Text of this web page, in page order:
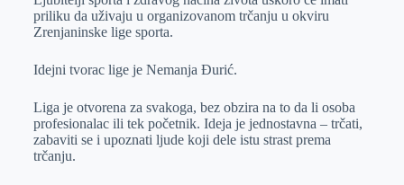
r
n
A
p
p
i
l
priliku da uživaju u organizovanom trčanju u okviru
Zrenjaninske lige sporta.
Idejni tvorac lige je Nemanja Đurić.
Liga je otvorena za svakoga, bez obzira na to da li osoba
profesionalac ili tek početnik. Ideja je jednostavna – trčati,
zabaviti se i upoznati ljude koji dele istu strast prema
trčanju.